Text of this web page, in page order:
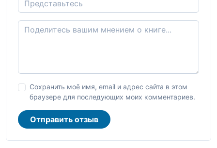
Сохранить моё имя, email и адрес сайта в этом
браузере для последующих моих комментариев.
Отправить отзыв